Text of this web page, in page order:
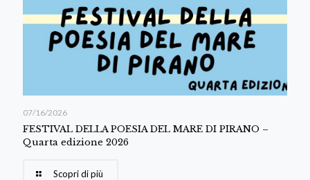
07/16/2026
FESTIVAL DELLA POESIA DEL MARE DI PIRANO –
Quarta edizione 2026
Scopri di più